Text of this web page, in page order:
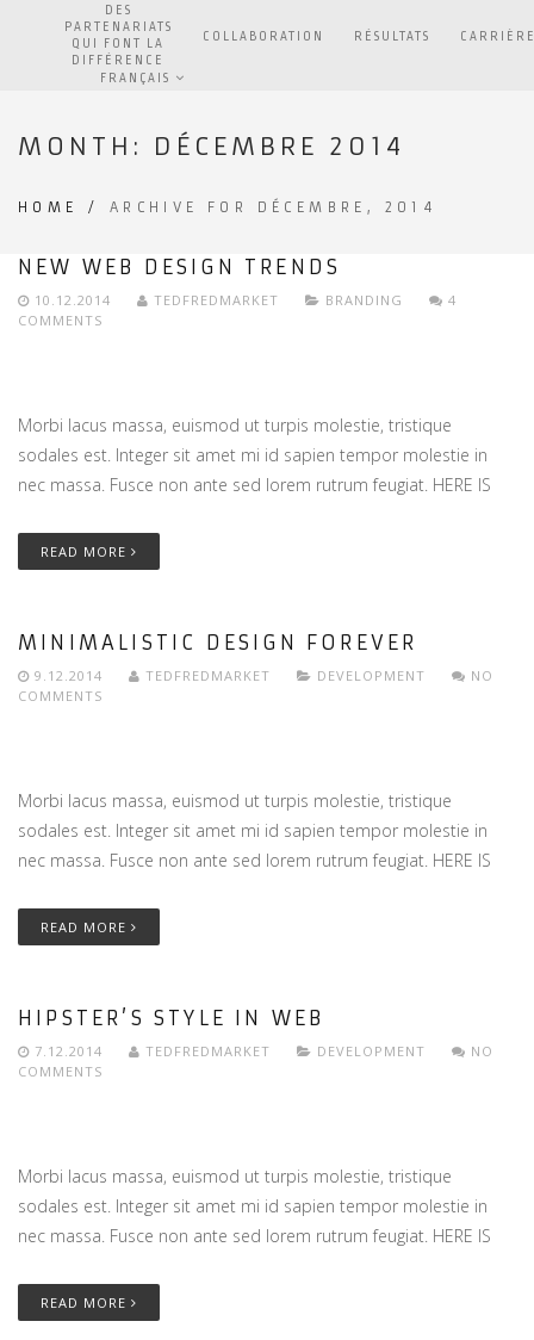
DES
PARTENARIATS
QUI FONT LA
DIFFÉRENCE
COLLABORATION RÉSULTATS
FRANÇAIS
MONTH: DÉCEMBRE 2014
HOME / ARCHIVE FOR DÉCEMBRE, 2014
NEW WEB DESIGN TRENDS
10.12.2014 TEDFREDMARKET BRANDING
4
COMMENTS
Morbi lacus massa, euismod ut turpis molestie, tristique
sodales est. Integer sit amet mi id sapien tempor molestie in
nec massa. Fusce non ante sed lorem rutrum feugiat. HERE IS
READ MORE
MINIMALISTIC DESIGN FOREVER
9.12.2014 TEDFREDMARKET DEVELOPMENT
NO
COMMENTS
Morbi lacus massa, euismod ut turpis molestie, tristique
sodales est. Integer sit amet mi id sapien tempor molestie in
nec massa. Fusce non ante sed lorem rutrum feugiat. HERE IS
READ MORE
HIPSTER’S STYLE IN WEB
7.12.2014 TEDFREDMARKET DEVELOPMENT
NO
COMMENTS
Morbi lacus massa, euismod ut turpis molestie, tristique
sodales est. Integer sit amet mi id sapien tempor molestie in
nec massa. Fusce non ante sed lorem rutrum feugiat. HERE IS
READ MORE